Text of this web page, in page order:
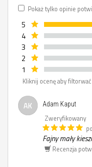
Pokaż tylko opinie
5
4
3
2
1
Kliknij ocenę aby
AK Adam Kaput
Zweryfikowany
Fajny mały
Recenzja